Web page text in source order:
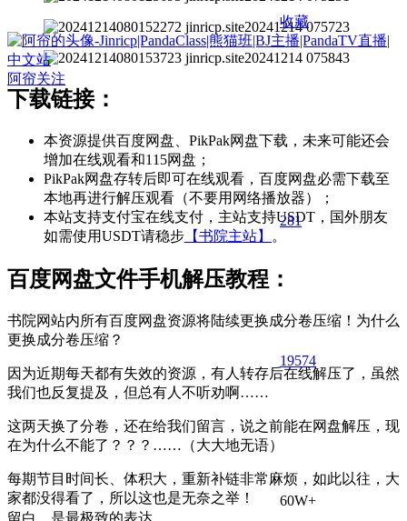
下载链接：
本资源提供百度网盘、PikPak网盘下载，未来可能还会
增加在线观看和115网盘；
PikPak网盘存转后即可在线观看，百度网盘必需下载至
本地再进行解压观看（不要用网络播放器）；
本站支持支付宝在线支付，主站支持USDT，国外朋友
如需使用USDT请稳步 【书院主站】 。
百度网盘文件手机解压教程：
书院网站内所有百度网盘资源将陆续更换成分卷压缩！为什么
更换成分卷压缩？
因为近期每天都有失效的资源，有人转存后在线解压了，虽然
我们也反复提及，但总有人不听劝啊……
这两天换了分卷，还在给我们留言，说之前能在网盘解压，现
在为什么不能了？？？……（大大地无语）
每期节目时间长、体积大，重新补链非常麻烦，如此以往，大
家都没得看了，所以这也是无奈之举！
收藏
阿帘关注
281
19574
60W+
留白，是最极致的表达。